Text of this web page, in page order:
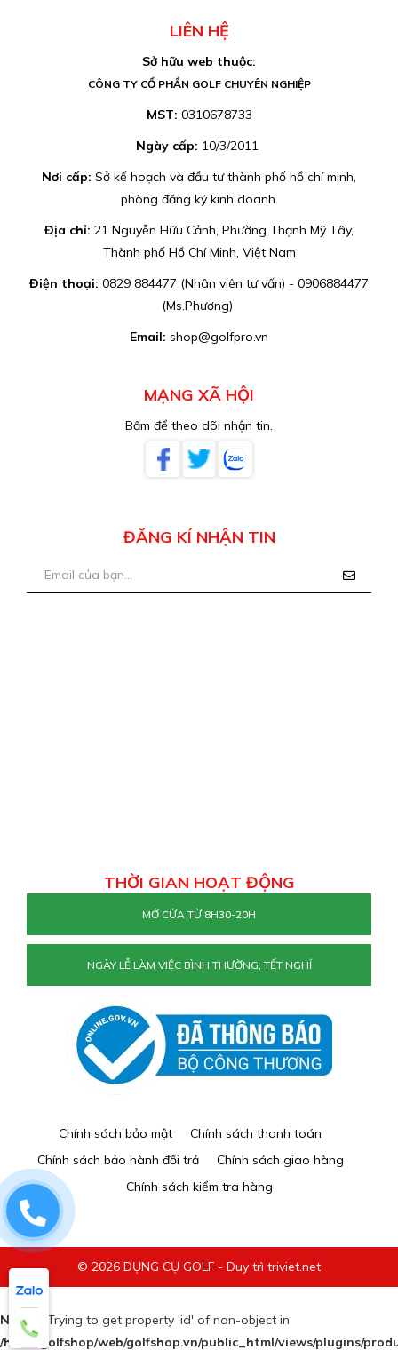
LIÊN HỆ
Sở hữu web thuộc:
CÔNG TY CỔ PHẦN GOLF CHUYÊN NGHIỆP
MST: 0310678733
Ngày cấp: 10/3/2011
Nơi cấp: Sở kế hoạch và đầu tư thành phố hồ chí minh,
phòng đăng ký kinh doanh.
Địa chỉ: 21 Nguyễn Hữu Cảnh, Phường Thạnh Mỹ Tây,
Thành phố Hồ Chí Minh, Việt Nam
Điện thoại: 0829 884477 (Nhân viên tư vấn) - 0906884477
(Ms.Phương)
Email: shop@golfpro.vn
MẠNG XÃ HỘI
Bấm để theo dõi nhận tin.
ĐĂNG KÍ NHẬN TIN
THỜI GIAN HOẠT ĐỘNG
MỞ CỬA TỪ 8H30-20H
NGÀY LỄ LÀM VIỆC BÌNH THƯỜNG, TẾT NGHỈ
Chính sách bảo mật
Chính sách thanh toán
Chính sách bảo hành đổi trả
Chính sách giao hàng
Chính sách kiểm tra hàng
© 2026 DỤNG CỤ GOLF - Duy trì triviet.net
Notice
: Trying to get property 'id' of non-object in
/home/golfshop/web/golfshop.vn/public_html/views/plugins/